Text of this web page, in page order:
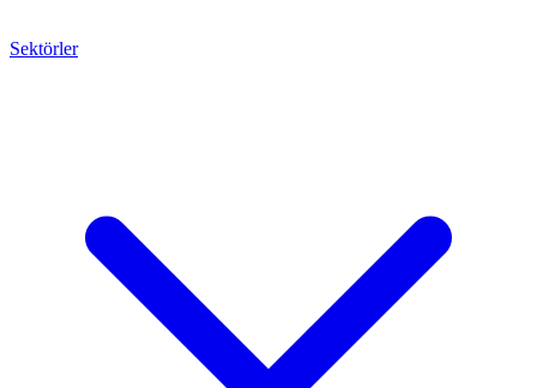
Sektörler